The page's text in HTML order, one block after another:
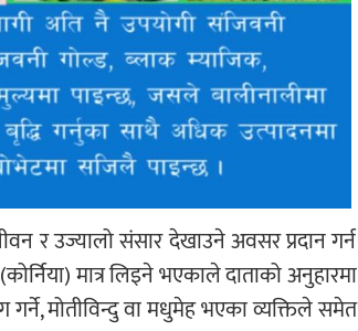
र उज्यालो संसार देखाउने अवसर प्रदान गर्न
मात्र लिइने भएकाले दाताको अनुहारमा
मोतीविन्दु वा मधुमेह भएका व्यक्तिले समेत